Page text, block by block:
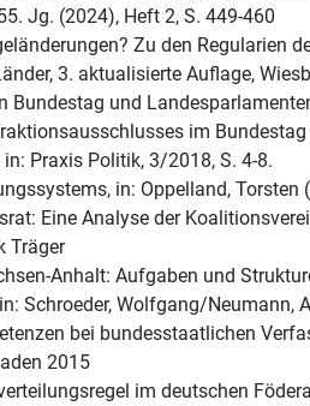
Jg. (2024), Heft 2, S. 449-460
Zu den Regularien
3. aktualisierte Auflage,
Bundestag und
im
Praxis Politik, 3/2018, S. 4-8.
in: Oppelland,
Eine Analyse der
Träger
Anhalt: Aufgaben und
Schroeder, Wolfgang/Neumann,
bei bundesstaatlichen
2015
im deutschen